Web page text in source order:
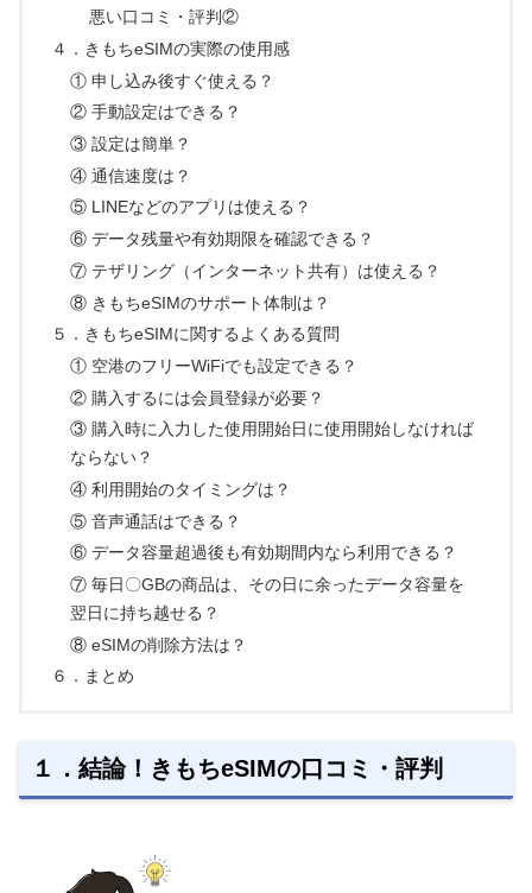
悪い口コミ・評判②
４．きもちeSIMの実際の使用感
① 申し込み後すぐ使える？
② 手動設定はできる？
③ 設定は簡単？
④ 通信速度は？
⑤ LINEなどのアプリは使える？
⑥ データ残量や有効期限を確認できる？
⑦ テザリング（インターネット共有）は使える？
⑧ きもちeSIMのサポート体制は？
５．きもちeSIMに関するよくある質問
① 空港のフリーWiFiでも設定できる？
② 購入するには会員登録が必要？
③ 購入時に入力した使用開始日に使用開始しなければ
ならない？
④ 利用開始のタイミングは？
⑤ 音声通話はできる？
⑥ データ容量超過後も有効期間内なら利用できる？
⑦ 毎日〇GBの商品は、その日に余ったデータ容量を
翌日に持ち越せる？
⑧ eSIMの削除方法は？
６．まとめ
１．結論！きもちeSIMの口コミ・評判